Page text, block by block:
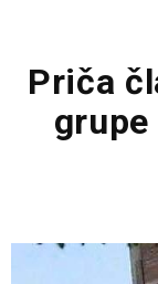
Priča